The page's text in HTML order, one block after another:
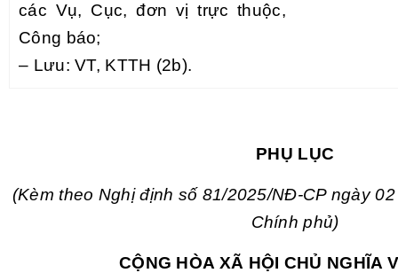
các Vụ, Cục, đơn vị trực thuộc,
Công báo;
– Lưu: VT, KTTH (2b).
PHỤ LỤC
(Kèm theo Nghị định số 81/2025/NĐ-CP ngày
Chính phủ)
CỘNG HÒA XÃ HỘI CHỦ NGHĨA